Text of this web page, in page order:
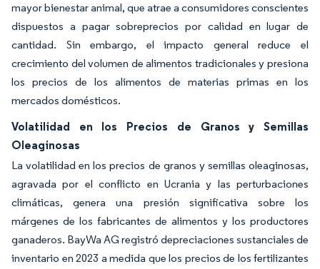
mayor bienestar animal, que atrae a consumidores conscientes
dispuestos a pagar sobreprecios por calidad en lugar de
cantidad. Sin embargo, el impacto general reduce el
crecimiento del volumen de alimentos tradicionales y presiona
los precios de los alimentos de materias primas en los
mercados domésticos.
Volatilidad en los Precios de Granos y Semillas
Oleaginosas
La volatilidad en los precios de granos y semillas oleaginosas,
agravada por el conflicto en Ucrania y las perturbaciones
climáticas, genera una presión significativa sobre los
márgenes de los fabricantes de alimentos y los productores
ganaderos. BayWa AG registró depreciaciones sustanciales de
inventario en 2023 a medida que los precios de los fertilizantes